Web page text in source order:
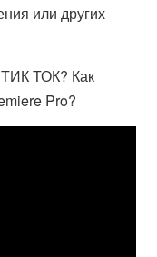
или других
ТОК? Как
Pro?